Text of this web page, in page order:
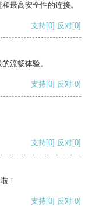
最高安全性的连接。
支持[0] 反对[0]
流畅体验。
支持[0] 反对[0]
支持[0] 反对[0]
！
支持[0] 反对[0]